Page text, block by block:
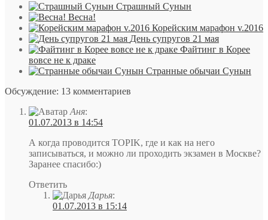
Страшный Сунын
Весна!
Корейским марафон v.2016
День супругов 21 мая
Файтинг в Корее
вовсе не к драке
Странные обычаи Сунын
Обсуждение: 13 комментариев
Аня:
01.07.2013 в 14:54
А когда проводится TOPIK, где и как на него
записываться, и можно ли проходить экзамен в Москве?
Заранее спасибо:)
Ответить
Дарья:
01.07.2013 в 15:14